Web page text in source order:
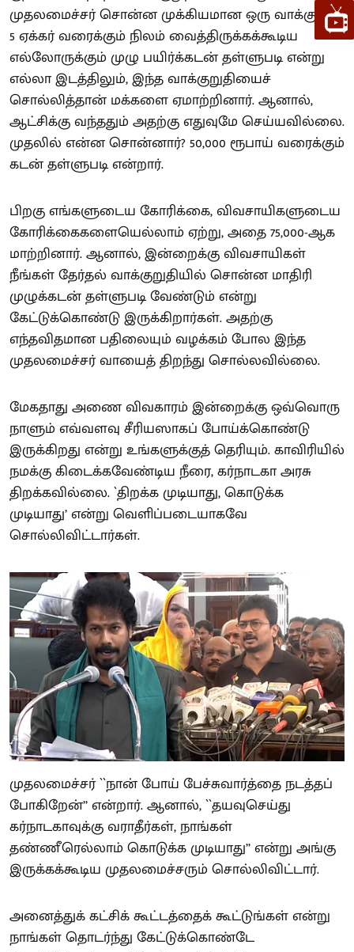
முதலமைச்சர் சொன்ன முக்கியமான ஒரு வாக்குறுதி,
5 ஏக்கர் வரைக்கும் நிலம் வைத்திருக்கக்கூடிய
எல்லோருக்கும் முழு பயிர்க்கடன் தள்ளுபடி என்று
எல்லா இடத்திலும், இந்த வாக்குறுதியைச்
சொல்லித்தான் மக்களை ஏமாற்றினார். ஆனால்,
ஆட்சிக்கு வந்ததும் அதற்கு எதுவுமே செய்யவில்லை.
முதலில் என்ன சொன்னார்? 50,000 ரூபாய் வரைக்கும்
கடன் தள்ளுபடி என்றார்.
பிறகு எங்களுடைய கோரிக்கை, விவசாயிகளுடைய
கோரிக்கைகளையெல்லாம் ஏற்று, அதை 75,000-ஆக
மாற்றினார். ஆனால், இன்றைக்கு விவசாயிகள்
நீங்கள் தேர்தல் வாக்குறுதியில் சொன்ன மாதிரி
முழுக்கடன் தள்ளுபடி வேண்டும் என்று
கேட்டுக்கொண்டு இருக்கிறார்கள். அதற்கு
எந்தவிதமான பதிலையும் வழக்கம் போல இந்த
முதலமைச்சர் வாயைத் திறந்து சொல்லவில்லை.
மேகதாது அணை விவகாரம் இன்றைக்கு ஒவ்வொரு
நாளும் எவ்வளவு சீரியஸாகப் போய்க்கொண்டு
இருக்கிறது என்று உங்களுக்குத் தெரியும். காவிரியில்
நமக்கு கிடைக்கவேண்டிய நீரை, கர்நாடகா அரசு
திறக்கவில்லை. `திறக்க முடியாது, கொடுக்க
முடியாது’ என்று வெளிப்படையாகவே
சொல்லிவிட்டார்கள்.
முதலமைச்சர் ``நான் போய் பேச்சுவார்த்தை நடத்தப்
போகிறேன்’’ என்றார். ஆனால், ``தயவுசெய்து
கர்நாடகாவுக்கு வராதீர்கள், நாங்கள்
தண்ணீரெல்லாம் கொடுக்க முடியாது’’ என்று அங்கு
இருக்கக்கூடிய முதலமைச்சரும் சொல்லிவிட்டார்.
அனைத்துக் கட்சிக் கூட்டத்தைக் கூட்டுங்கள் என்று
நாங்கள் தொடர்ந்து கேட்டுக்கொண்டே